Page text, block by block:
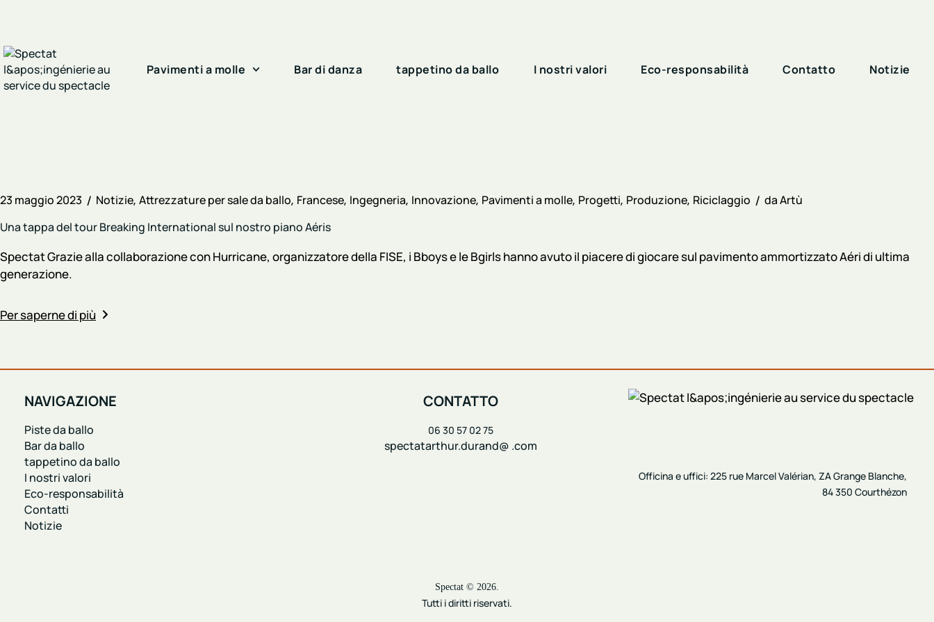
Pavimenti a molle Bar di danza tappetino da ballo I nostri valori Eco-responsabilità Contatto Notizie
23 maggio 2023 Notizie Attrezzature per sale da ballo Francese Ingegneria Innovazione Pavimenti a molle Progetti Produzione Riciclaggio daArtù
Una tappa del tour Breaking International sul nostro piano Aéris
Spectat Grazie alla collaborazione con Hurricane, organizzatore della FISE, i Bboys e le Bgirls hanno avuto il piacere di giocare sul pavimento ammortizzato Aéri di ultima
generazione.
Per saperne di più
NAVIGAZIONE
Piste da ballo
Bar da ballo
tappetino da ballo
I nostri valori
Eco-responsabilità
Contatti
Notizie
CONTATTO
06 30 57 02 75
spectatarthur.durand@ .com
Officina e uffici: 225 rue Marcel Valérian, ZA Grange Blanche,
84 350 Courthézon
Spectat © 2026.
Tutti i diritti riservati.